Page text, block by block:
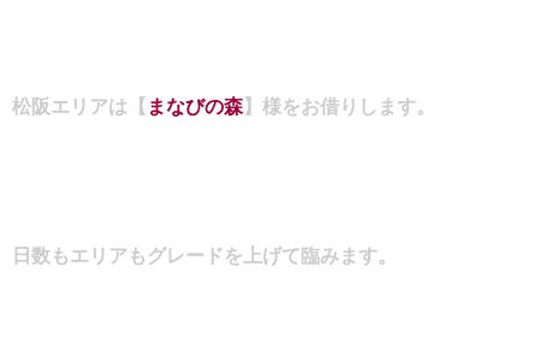
松阪エリアは【 まなびの森】様をお借りします。
日数もエリアもグレードを上げて臨みます。